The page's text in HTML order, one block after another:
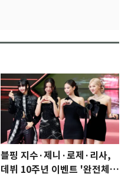
블핑 지수·제니·로제·리사,
데뷔 10주년 이벤트 '완전체'